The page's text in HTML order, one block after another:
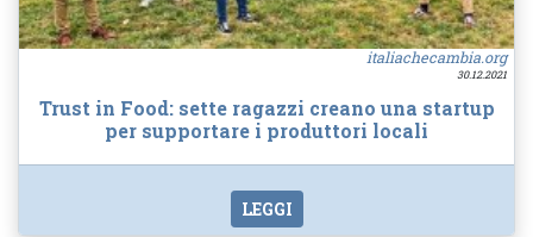
italiachecambia.org
30.12.2021
Trust in Food: sette ragazzi creano una startup
per supportare i produttori locali
LEGGI